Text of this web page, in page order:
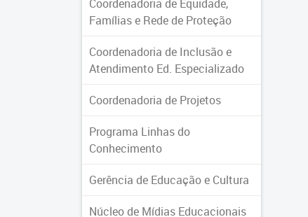
Coordenadoria de Equidade,
Famílias e Rede de Proteção
Coordenadoria de Inclusão e
Atendimento Ed. Especializado
Coordenadoria de Projetos
Programa Linhas do
Conhecimento
Gerência de Educação e Cultura
Núcleo de Mídias Educacionais